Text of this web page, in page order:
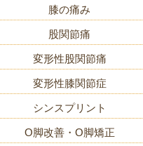
膝の痛み
股関節痛
変形性股関節痛
変形性膝関節症
シンスプリント
O脚改善・O脚矯正